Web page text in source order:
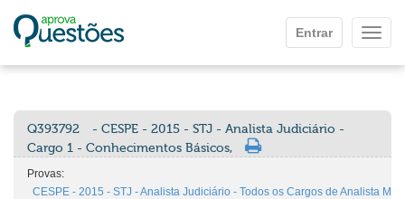
Entrar
Q393792
- CESPE - 2015 - STJ - Analista Judiciário -
Cargo 1 - Conhecimentos Básicos,
Provas:
CESPE - 2015 - STJ - Analista Judiciário - Todos os Cargos de Analista